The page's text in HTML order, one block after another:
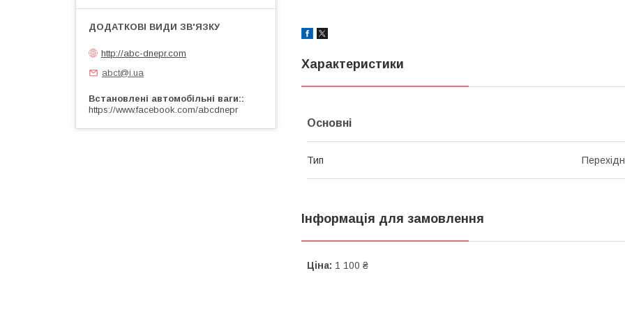
Характеристики
Основні
Тип
Інформація для замовлення
Ціна: 1 100 ₴
http://abc-dnepr.com
abct@i.ua
Встановлені автомобільні ваги:
https://www.facebook.com/abcdnepr